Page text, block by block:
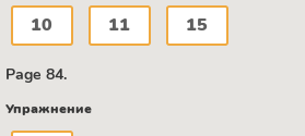
10 11 15
Page 84.
Упражнение